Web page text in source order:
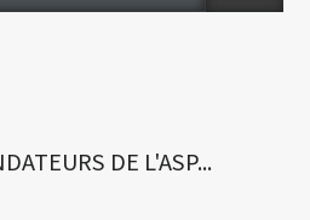
DE L'ASP...